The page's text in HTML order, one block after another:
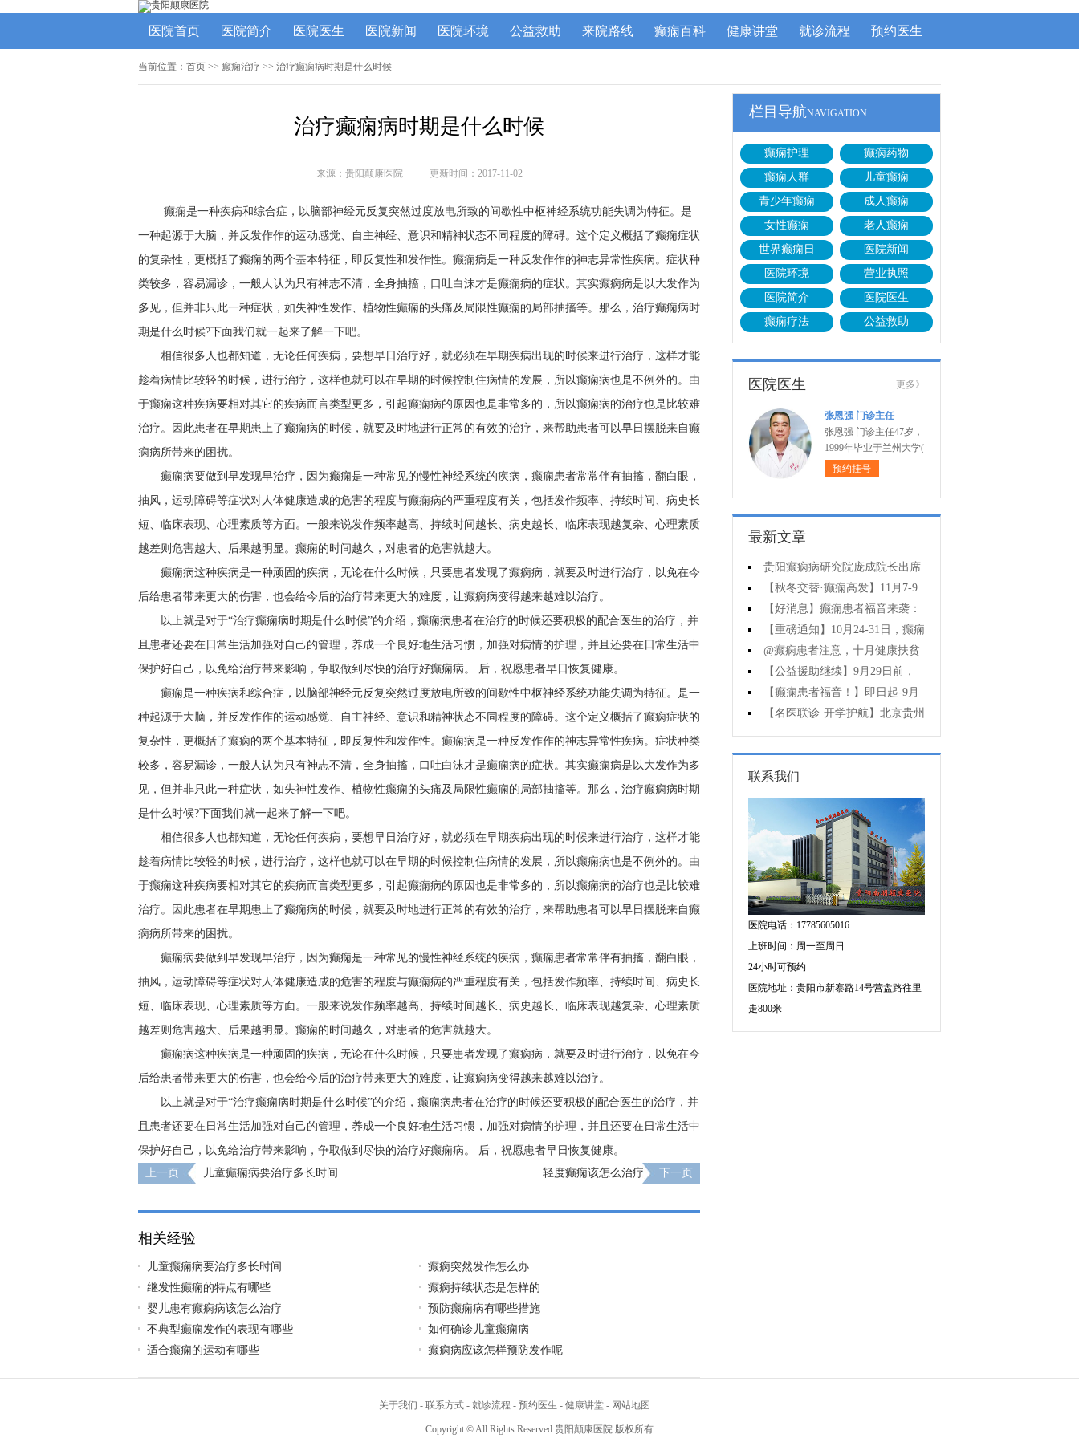
医院首页 医院简介 医院医生 医院新闻 医院环境 公益救助 来院路线 癫痫百科 健康讲堂 就诊流程 预约医生
当前位置： 首页 >> 癫痫治疗 >> 治疗癫痫病时期是什么时候
治疗癫痫病时期是什么时候
来源：贵阳颠康医院 更新时间：2017-11-02
癫痫是一种疾病和综合症，以脑部神经元反复突然过度放电所致的间歇性中枢神经系统功能失调为特征。是
一种起源于大脑，并反发作作的运动感觉、自主神经、意识和精神状态不同程度的障碍。这个定义概括了癫痫症状
的复杂性，更概括了癫痫的两个基本特征，即反复性和发作性。癫痫病是一种反发作作的神志异常性疾病。症状种
类较多，容易漏诊，一般人认为只有神志不清，全身抽搐，口吐白沫才是癫痫病的症状。其实癫痫病是以大发作为
多见，但并非只此一种症状，如失神性发作、植物性癫痫的头痛及局限性癫痫的局部抽搐等。那么，治疗癫痫病时
期是什么时候?下面我们就一起来了解一下吧。
相信很多人也都知道，无论任何疾病，要想早日治疗好，就必须在早期疾病出现的时候来进行治疗，这样才能
趁着病情比较轻的时候，进行治疗，这样也就可以在早期的时候控制住病情的发展，所以癫痫病也是不例外的。由
于癫痫这种疾病要相对其它的疾病而言类型更多，引起癫痫病的原因也是非常多的，所以癫痫病的治疗也是比较难
治疗。因此患者在早期患上了癫痫病的时候，就要及时地进行正常的有效的治疗，来帮助患者可以早日摆脱来自癫
痫病所带来的困扰。
癫痫病要做到早发现早治疗，因为癫痫是一种常见的慢性神经系统的疾病，癫痫患者常常伴有抽搐，翻白眼，
抽风，运动障碍等症状对人体健康造成的危害的程度与癫痫病的严重程度有关，包括发作频率、持续时间、病史长
短、临床表现、心理素质等方面。一般来说发作频率越高、持续时间越长、病史越长、临床表现越复杂、心理素质
越差则危害越大、后果越明显。癫痫的时间越久，对患者的危害就越大。
癫痫病这种疾病是一种顽固的疾病，无论在什么时候，只要患者发现了癫痫病，就要及时进行治疗，以免在今
后给患者带来更大的伤害，也会给今后的治疗带来更大的难度，让癫痫病变得越来越难以治疗。
以上就是对于“治疗癫痫病时期是什么时候”的介绍，癫痫病患者在治疗的时候还要积极的配合医生的治疗，并
且患者还要在日常生活加强对自己的管理，养成一个良好地生活习惯，加强对病情的护理，并且还要在日常生活中
保护好自己，以免给治疗带来影响，争取做到尽快的治疗好癫痫病。 后，祝愿患者早日恢复健康。
癫痫是一种疾病和综合症，以脑部神经元反复突然过度放电所致的间歇性中枢神经系统功能失调为特征。是一
种起源于大脑，并反发作作的运动感觉、自主神经、意识和精神状态不同程度的障碍。这个定义概括了癫痫症状的
复杂性，更概括了癫痫的两个基本特征，即反复性和发作性。癫痫病是一种反发作作的神志异常性疾病。症状种类
较多，容易漏诊，一般人认为只有神志不清，全身抽搐，口吐白沫才是癫痫病的症状。其实癫痫病是以大发作为多
见，但并非只此一种症状，如失神性发作、植物性癫痫的头痛及局限性癫痫的局部抽搐等。那么，治疗癫痫病时期
是什么时候?下面我们就一起来了解一下吧。
相信很多人也都知道，无论任何疾病，要想早日治疗好，就必须在早期疾病出现的时候来进行治疗，这样才能
趁着病情比较轻的时候，进行治疗，这样也就可以在早期的时候控制住病情的发展，所以癫痫病也是不例外的。由
于癫痫这种疾病要相对其它的疾病而言类型更多，引起癫痫病的原因也是非常多的，所以癫痫病的治疗也是比较难
治疗。因此患者在早期患上了癫痫病的时候，就要及时地进行正常的有效的治疗，来帮助患者可以早日摆脱来自癫
痫病所带来的困扰。
癫痫病要做到早发现早治疗，因为癫痫是一种常见的慢性神经系统的疾病，癫痫患者常常伴有抽搐，翻白眼，
抽风，运动障碍等症状对人体健康造成的危害的程度与癫痫病的严重程度有关，包括发作频率、持续时间、病史长
短、临床表现、心理素质等方面。一般来说发作频率越高、持续时间越长、病史越长、临床表现越复杂、心理素质
越差则危害越大、后果越明显。癫痫的时间越久，对患者的危害就越大。
癫痫病这种疾病是一种顽固的疾病，无论在什么时候，只要患者发现了癫痫病，就要及时进行治疗，以免在今
后给患者带来更大的伤害，也会给今后的治疗带来更大的难度，让癫痫病变得越来越难以治疗。
以上就是对于“治疗癫痫病时期是什么时候”的介绍，癫痫病患者在治疗的时候还要积极的配合医生的治疗，并
且患者还要在日常生活加强对自己的管理，养成一个良好地生活习惯，加强对病情的护理，并且还要在日常生活中
保护好自己，以免给治疗带来影响，争取做到尽快的治疗好癫痫病。 后，祝愿患者早日恢复健康。
上一页
儿童癫痫病要治疗多长时间 轻度癫痫该怎么治疗 下一页
相关经验
儿童癫痫病要治疗多长时间
癫痫突然发作怎么办
继发性癫痫的特点有哪些
癫痫持续状态是怎样的
婴儿患有癫痫病该怎么治疗
预防癫痫病有哪些措施
不典型癫痫发作的表现有哪些
如何确诊儿童癫痫病
适合癫痫的运动有哪些
癫痫病应该怎样预防发作呢
栏目导航NAVIGATION
癫痫护理
癫痫药物
癫痫人群
儿童癫痫
青少年癫痫
成人癫痫
女性癫痫
老人癫痫
世界癫痫日
医院新闻
医院环境
营业执照
医院简介
医院医生
癫痫疗法
公益救助
医院医生 更多》
张恩强 门诊主任
张恩强 门诊主任47岁，
1999年毕业于兰州大学(
预约挂号
最新文章
贵阳癫痫病研究院庞成院长出席
第十一届CAAE国际癫痫论坛暨协会
成立20周年庆典
【秋冬交替·癫痫高发】11月7-9
日，超难约的北京三甲名医，携手
贵州专家团共抗癫痫，速约！
【好消息】癫痫患者福音来袭：
万元救助+半价专项检查+京黔专家
免费亲诊，符合条件者速申请！
【重磅通知】10月24-31日，癫痫
病专项检查全额救助+京黔名医免费
亲诊+高达万元补贴，名额有限，速
@癫痫患者注意，十月健康扶贫
救助计划开启，专家免费亲诊+高达
万元治疗救助，速抢名额！
【公益援助继续】9月29日前，
癫痫名医免费亲诊+检查治疗大额援
助持续发放，速约！
【癫痫患者福音！】即日起-9月
15日，专项检查免费+北京三甲知名
专家空降贵阳亲诊，勿错过！
【名医联诊·开学护航】北京贵州
三甲癫痫名医公益亲诊+检查治疗大
额援助，速约！
联系我们
医院电话：17785605016
上班时间：周一至周日
24小时可预约
医院地址：贵阳市新寨路14号营盘路往里
走800米
关于我们 - 联系方式 - 就诊流程 - 预约医生 - 健康讲堂 - 网站地图
Copyright © All Rights Reserved 贵阳颠康医院 版权所有